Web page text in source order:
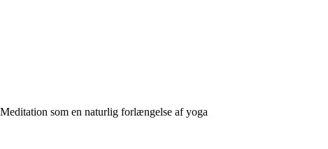
Meditation som en naturlig forlængelse af yoga